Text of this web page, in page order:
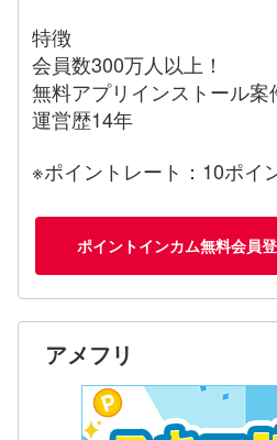
特徴
会員数300万人以上！
無料アプリインストール案
運営歴14年
※ポイントレート：10ポイ
ポイントインカム無料会員
アメフリ